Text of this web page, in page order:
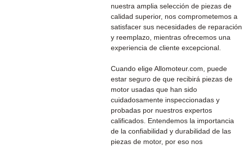
nuestra amplia selección de piezas de
calidad superior, nos comprometemos a
satisfacer sus necesidades de reparación
y reemplazo, mientras ofrecemos una
experiencia de cliente excepcional.
Cuando elige Allomoteur.com, puede
estar seguro de que recibirá piezas de
motor usadas que han sido
cuidadosamente inspeccionadas y
probadas por nuestros expertos
calificados. Entendemos la importancia
de la confiabilidad y durabilidad de las
piezas de motor, por eso nos